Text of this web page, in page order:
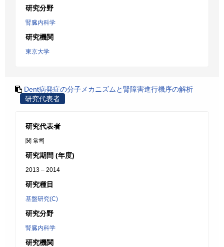
研究分野
腎臓内科学
研究機関
東京大学
Dent病発症の分子メカニズムと腎障害進行機序の解析
研究代表者
研究代表者
関 常司
研究期間 (年度)
2013 – 2014
研究種目
基盤研究(C)
研究分野
腎臓内科学
研究機関